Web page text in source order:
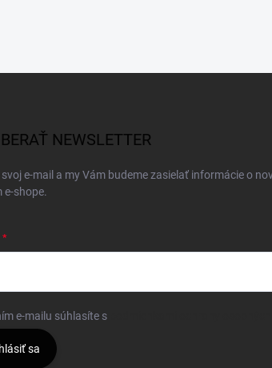
NEWSLETTER
e-mail a my Vám budeme zasielať informácie o
e-shope.
e-mailu súhlasíte s
sa